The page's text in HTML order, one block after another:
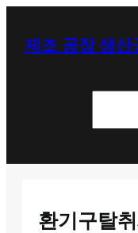
제조 공장 생산
환기구탈